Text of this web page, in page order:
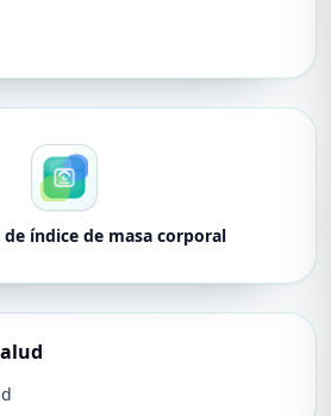
de índice de masa corporal